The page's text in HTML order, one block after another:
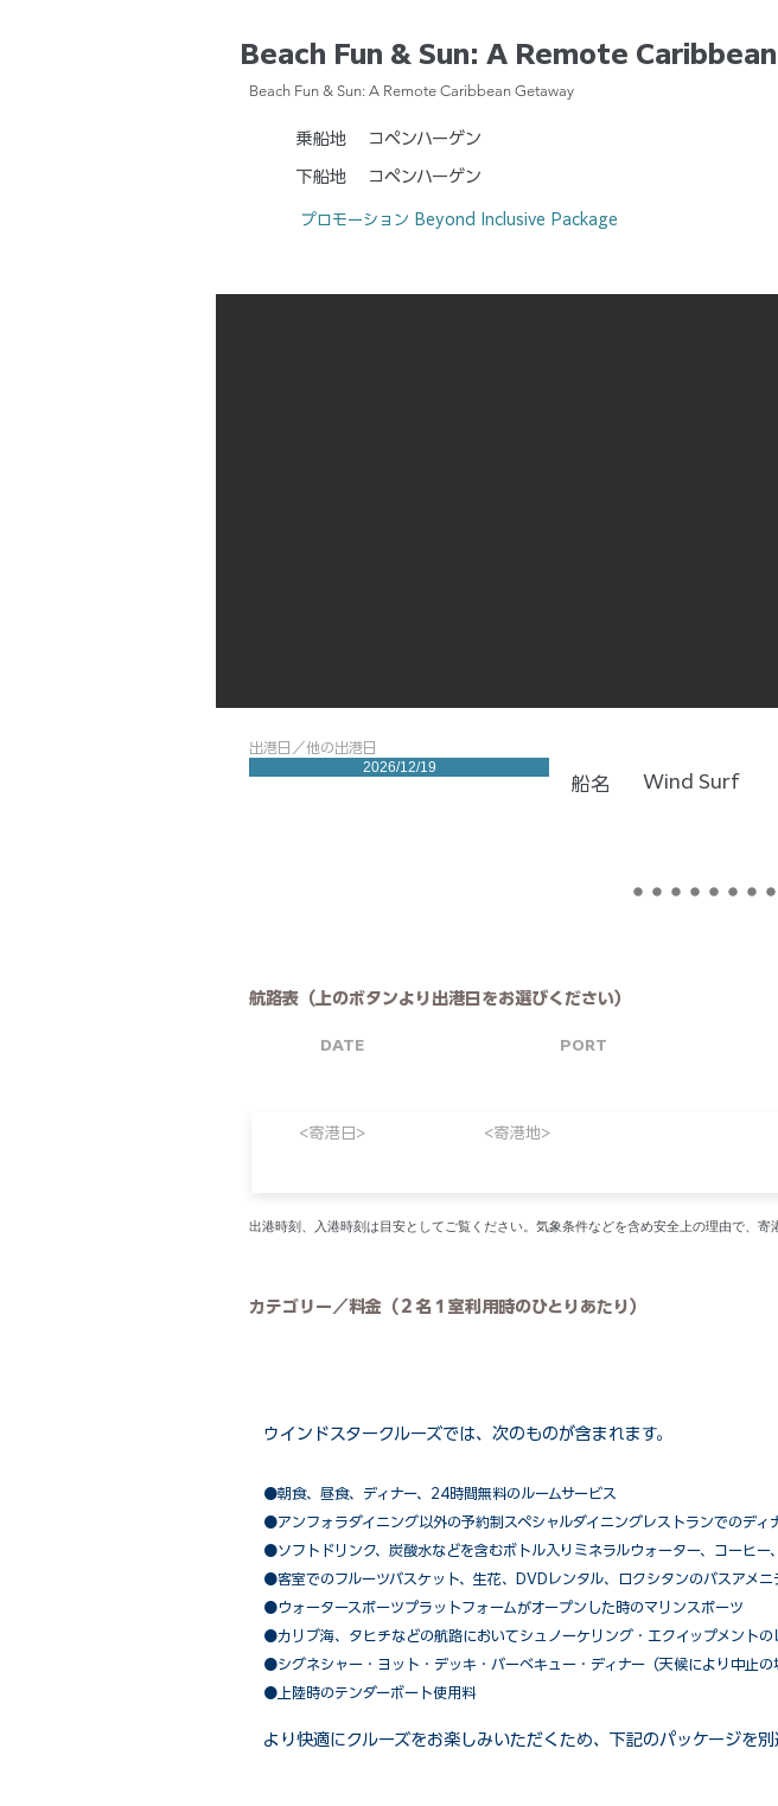
Beach Fun & Sun: A Remote
Beach Fun & Sun: A Remote Caribbean Getaway
乗船地 コペンハーゲン
下船地 コペンハーゲン
プロモーション Beyond Inclusive Package
船名
出港日／他の出港日
2026/12/19
Wind Surf
航路表（上のボタンより出港日をお選びください）
DATE PORT
<寄港日> <寄港地>
出港時刻、入港時刻は目安としてご覧ください。気象条件などを含め安全上の理由で、寄
カテゴリー／料金（２名１室利用時のひとりあたり）
ウインドスタークルーズでは、次のものが含まれます。
●朝食、昼食、ディナー、24時間無料のルームサービス
​●アンフォラダイニング以外の予約制スペシャルダイニングレストランでのディ
●ソフトドリンク、炭酸水などを含むボトル入りミネラルウォーター、コーヒー
●客室でのフルーツバスケット、生花、DVDレンタル、ロクシタンのバスアメニ
●ウォータースポーツプラットフォームがオープンした時のマリンスポーツ
●カリブ海、タヒチなどの航路においてシュノーケリング・エクイップメントの
​●シグネシャー・ヨット・デッキ・バーベキュー・ディナー（天候により中止の
●上陸時のテンダーボート使用料
より快適にクルーズをお楽しみいただくため、下記のパッケージを別